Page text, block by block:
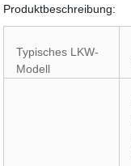
Produktbeschreibung:
Typisches LKW-
Modell